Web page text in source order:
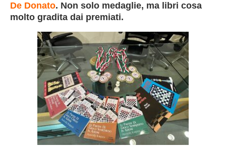
De Donato. Non solo medaglie, ma libri cosa
molto gradita dai premiati.